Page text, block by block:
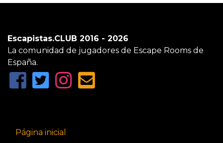
Escapistas.CLUB 2016 - 2026
La comunidad de jugadores de Escape Rooms de
España.
Página inicial